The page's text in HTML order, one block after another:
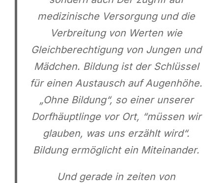
medizinische Versorgung und die
Verbreitung von Werten wie
Gleichberechtigung von Jungen und
Mädchen. Bildung ist der Schlüssel
für einen Austausch auf Augenhöhe.
„Ohne Bildung“, so einer unserer
Dorfhäuptlinge vor Ort, “müssen wir
glauben, was uns erzählt wird“.
Bildung ermöglicht ein Miteinander.
Und gerade in zeiten von